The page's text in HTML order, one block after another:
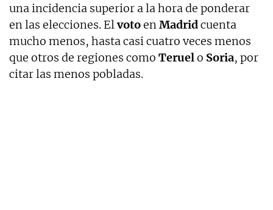
una incidencia superior a la hora de ponderar
en las elecciones. ElvotoenMadridcuenta
mucho menos, hasta casi cuatro veces menos
que otros de regiones como Teruelo Soria, por
citar las menos pobladas.